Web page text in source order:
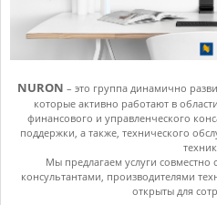
NURON – это группа динамично
которые активно работают в
финансового и управленческого
поддержки, а также, технического
Мы предлагаем услуги
консультантами, производителями
открыты для